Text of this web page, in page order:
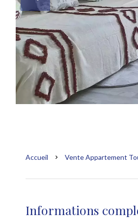
Accueil Vente Appartement
Informations